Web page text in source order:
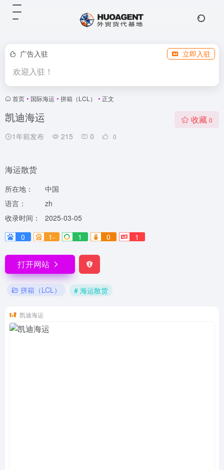
广告入驻 立即入驻
欢迎入驻！
首页 • 国际海运 • 拼箱（LCL） • 正文
凯迪海运
1年前发布 215 0 0
收藏 0
海运散货
所在地：
中国
语言：
zh
收录时间：
2025-03-05
0
1- 1 0 1
打开网站
拼箱（LCL） # 海运散货
凯迪海运